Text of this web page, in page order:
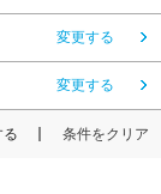
変更する
変更する
る 条件をクリア